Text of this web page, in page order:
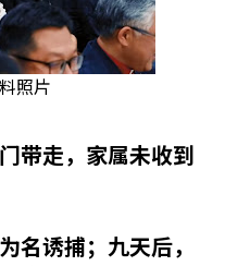
照片
带走，家属未收到
名诱捕；九天后，